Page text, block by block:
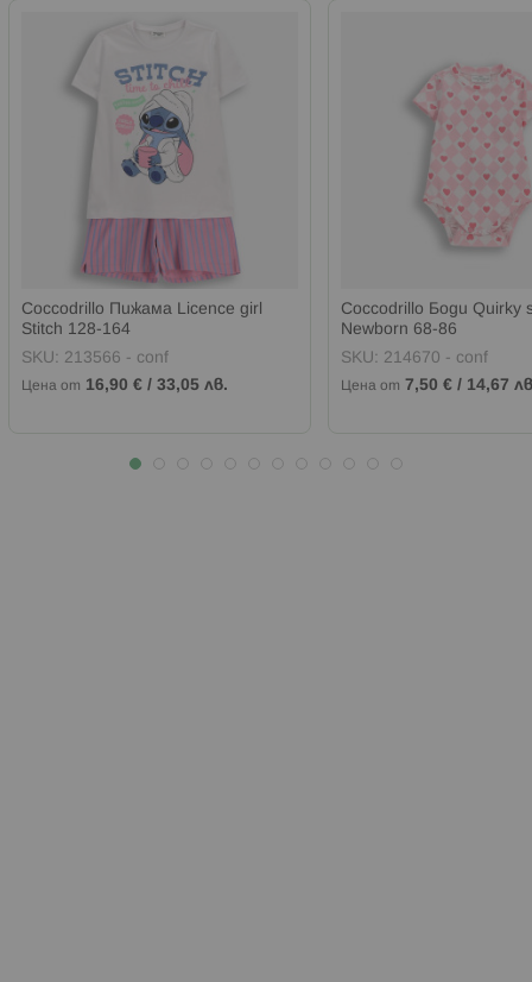
Coccodrillo Пижама Licence girl
Stitch 128-164
SKU: 213566 - conf
Цена от 16,90 € / 33,05 лв.
Coccodrillo Боди Quirky
Newborn 68-86
SKU: 214670 - conf
Цена от 7,50 € / 14,67